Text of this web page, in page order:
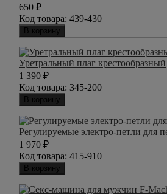
650 ₽
Код товара: 439-430
В корзину
Уретральный плаг крестообразный
1 390 ₽
Код товара: 345-200
В корзину
Регулируемые электро-петли для
1 970 ₽
Код товара: 415-910
В корзину